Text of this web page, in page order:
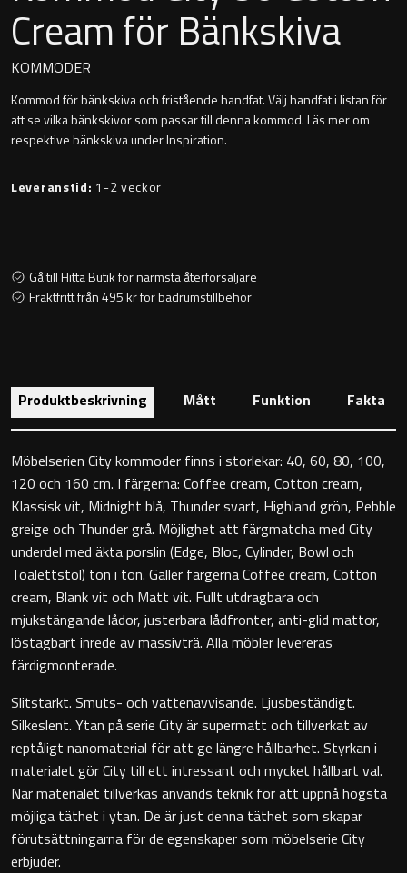
Heltäckande handfat
Underlimmat handfat
Handfat med piedestal
Tvättställsblandare
Toalettstolar
Golvstående toalettstol
Vägghängd toalettstol
Toalettpappershållare
Krokar
Handduksringar
Handduksstänger
Badkarshandtag
Montana
Orlando
Signature
Stockholm
Cream för Bänkskiva
KOMMODER
Kommod för bänkskiva och fristående handfat. Välj handfat i listan för
att se vilka bänkskivor som passar till denna kommod. Läs mer om
respektive bänkskiva under Inspiration.
Leveranstid: 1-2 veckor
Gå till Hitta Butik för närmsta återförsäljare
Fraktfritt från 495 kr för badrumstillbehör
Produktbeskrivning Mått Funktion Fakta
Möbelserien City kommoder finns i storlekar: 40, 60, 80, 100,
120 och 160 cm. I färgerna: Coffee cream, Cotton cream,
Klassisk vit, Midnight blå, Thunder svart, Highland grön, Pebble
greige och Thunder grå. Möjlighet att färgmatcha med City
underdel med äkta porslin (Edge, Bloc, Cylinder, Bowl och
Toalettstol) ton i ton. Gäller färgerna Coffee cream, Cotton
cream, Blank vit och Matt vit. Fullt utdragbara och
mjukstängande lådor, justerbara lådfronter, anti-glid mattor,
löstagbart inrede av massivträ. Alla möbler levereras
färdigmonterade.
Slitstarkt. Smuts- och vattenavvisande. Ljusbeständigt.
Silkeslent. Ytan på serie City är supermatt och tillverkat av
reptåligt nanomaterial för att ge längre hållbarhet. Styrkan i
materialet gör City till ett intressant och mycket hållbart val.
När materialet tillverkas används teknik för att uppnå högsta
möjliga täthet i ytan. De är just denna täthet som skapar
förutsättningarna för de egenskaper som möbelserie City
erbjuder.